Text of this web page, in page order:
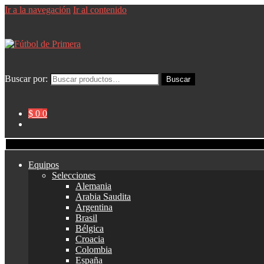
Ir a la navegación Ir al contenido
Buscar por: Buscar
$ 0 0
Equipos
Selecciones
Alemania
Arabia Saudita
Argentina
Brasil
Bélgica
Croacia
Colombia
España